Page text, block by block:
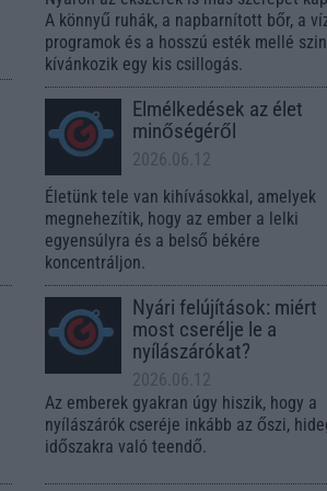
A könnyű ruhák, a napbarnított bőr, a
programok és a hosszú esték mellé
kívánkozik egy kis csillogás.
Elmélkedések az élet
minőségéről
2026.06.12
Életünk tele van kihívásokkal, amelyek
megnehezítik, hogy az ember a lelki
egyensúlyra és a belső békére
koncentráljon.
Nyári felújítások: miért
most cserélje le a
nyílászárókat?
2026.06.12
Az emberek gyakran úgy hiszik, hogy a
nyílászárók cseréje inkább az őszi,
időszakra való teendő.